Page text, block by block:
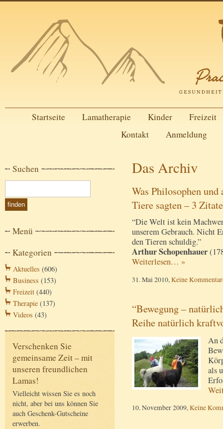
Startseite Lamatherapie Kinder
Freizeit
Kontakt
Anmeldung
Suchen
Menü
Kategorien
Aktuelles (606)
Business (153)
Freizeit (440)
Therapie (137)
Videos (43)
Verschenken Sie
gemeinsame Zeit – mit
unseren freundlichen
Lamas!
Vielleicht wissen Sie es noch
nicht, aber bei uns können Sie
auch Geschenk-Gutscheine
erwerben.
Das Archiv
Was Philosophen
Tiere sagten – 3 Zitate
“Die Welt ist kein
unserem Gebrauch. Nicht
den Tieren schuldig.”
Arthur Schopenhauer
Weiterlesen… »
31. Mai 2010,Keine
“Bewegung –
Reihe natürlich
An
als
10. November 2009,Keine